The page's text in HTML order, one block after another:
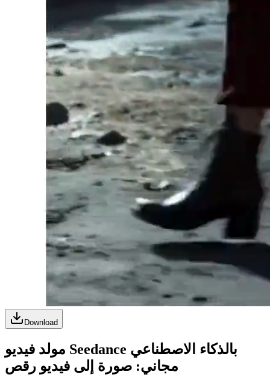
Download
مولد فيديو Seedance بالذكاء الاصطناعي
مجاني: صورة إلى فيديو رقص